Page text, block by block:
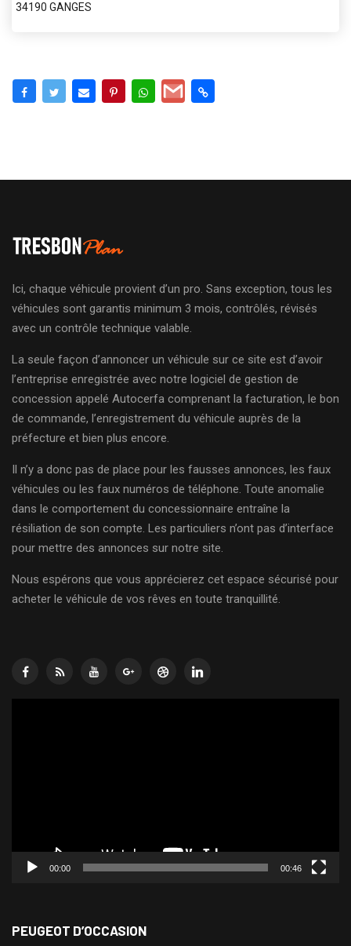
34190 GANGES
Ici, chaque véhicule provient d’un pro. Sans exception, tous les
véhicules sont garantis minimum 3 mois, contrôlés, révisés
avec un contrôle technique valable.
La seule façon d’annoncer un véhicule sur ce site est d’avoir
l’entreprise enregistrée avec notre logiciel de gestion de
concession appelé Autocerfa comprenant la facturation, le bon
de commande, l’enregistrement du véhicule auprès de la
préfecture et bien plus encore.
Il n’y a donc pas de place pour les fausses annonces, les faux
véhicules ou les faux numéros de téléphone. Toute anomalie
dans le comportement du concessionnaire entraîne la
résiliation de son compte. Les particuliers n’ont pas d’interface
pour mettre des annonces sur notre site.
Nous espérons que vous apprécierez cet espace sécurisé pour
acheter le véhicule de vos rêves en toute tranquillité.
00:00 00:46
PEUGEOT D’OCCASION